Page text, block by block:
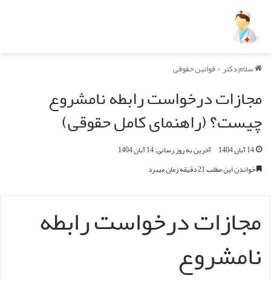
سلام دکتر>قوانین حقوقی
مجازات درخواست رابطه نامشروع
چیست؟ (راهنمای کامل حقوقی)
14 آبان 1404
آخرین به روز رسانی: 14 آبان 1404
خواندن این مطلب 21 دقیقه زمان میبرد
مجازات درخواست رابطه
نامشروع